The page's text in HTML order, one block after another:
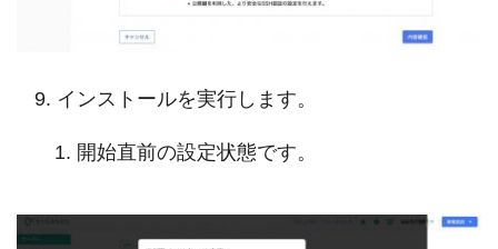
インストールを実行します。
開始直前の設定状態です。